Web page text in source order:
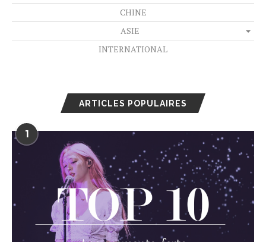
CHINE
ASIE
INTERNATIONAL
ARTICLES POPULAIRES
1